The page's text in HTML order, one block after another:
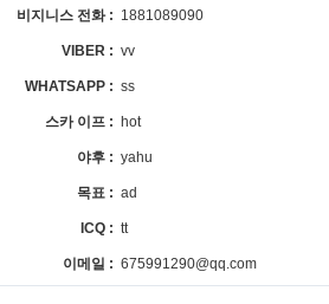
비지니스 전화 : 1881089090
VIBER : vv
WHATSAPP : ss
스카 이프 : hot
야후 : yahu
목표 : ad
ICQ : tt
이메일 : 675991290@qq.com